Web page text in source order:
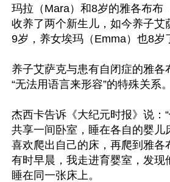
玛拉（Mara）和8岁的雅各布布
收养了两个新生儿，如今养子艾
9岁，养女埃玛（Emma）也8岁
养子艾萨克与患有自闭症的雅各
“无法用语言来形容”的特殊关系。
杰西卡告诉《大纪元时报》说：
共享一间卧室，睡在各自的婴儿
喜欢爬出自己的床，再爬到雅各
有时早晨，我走进育婴室，发现
睡在同一张床上。